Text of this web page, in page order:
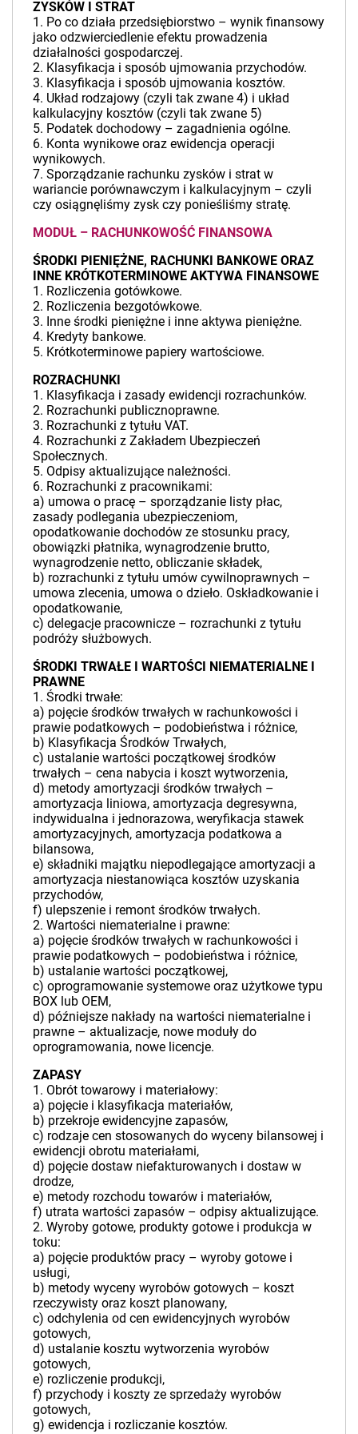
ZYSKÓW I STRAT
1. Po co działa przedsiębiorstwo – wynik finansowy
jako odzwierciedlenie efektu prowadzenia
działalności gospodarczej.
2. Klasyfikacja i sposób ujmowania przychodów.
3. Klasyfikacja i sposób ujmowania kosztów.
4. Układ rodzajowy (czyli tak zwane 4) i układ
kalkulacyjny kosztów (czyli tak zwane 5)
5. Podatek dochodowy – zagadnienia ogólne.
6. Konta wynikowe oraz ewidencja operacji
wynikowych.
7. Sporządzanie rachunku zysków i strat w
wariancie porównawczym i kalkulacyjnym – czyli
czy osiągnęliśmy zysk czy ponieśliśmy stratę.
MODUŁ – RACHUNKOWOŚĆ FINANSOWA
ŚRODKI PIENIĘŻNE, RACHUNKI BANKOWE ORAZ
INNE KRÓTKOTERMINOWE AKTYWA FINANSOWE
1. Rozliczenia gotówkowe.
2. Rozliczenia bezgotówkowe.
3. Inne środki pieniężne i inne aktywa pieniężne.
4. Kredyty bankowe.
5. Krótkoterminowe papiery wartościowe.
ROZRACHUNKI
1. Klasyfikacja i zasady ewidencji rozrachunków.
2. Rozrachunki publicznoprawne.
3. Rozrachunki z tytułu VAT.
4. Rozrachunki z Zakładem Ubezpieczeń
Społecznych.
5. Odpisy aktualizujące należności.
6. Rozrachunki z pracownikami:
a) umowa o pracę – sporządzanie listy płac,
zasady podlegania ubezpieczeniom,
opodatkowanie dochodów ze stosunku pracy,
obowiązki płatnika, wynagrodzenie brutto,
wynagrodzenie netto, obliczanie składek,
b) rozrachunki z tytułu umów cywilnoprawnych –
umowa zlecenia, umowa o dzieło. Oskładkowanie i
opodatkowanie,
c) delegacje pracownicze – rozrachunki z tytułu
podróży służbowych.
ŚRODKI TRWAŁE I WARTOŚCI NIEMATERIALNE I
PRAWNE
1. Środki trwałe:
a) pojęcie środków trwałych w rachunkowości i
prawie podatkowych – podobieństwa i różnice,
b) Klasyfikacja Środków Trwałych,
c) ustalanie wartości początkowej środków
trwałych – cena nabycia i koszt wytworzenia,
d) metody amortyzacji środków trwałych –
amortyzacja liniowa, amortyzacja degresywna,
indywidualna i jednorazowa, weryfikacja stawek
amortyzacyjnych, amortyzacja podatkowa a
bilansowa,
e) składniki majątku niepodlegające amortyzacji a
amortyzacja niestanowiąca kosztów uzyskania
przychodów,
f) ulepszenie i remont środków trwałych.
2. Wartości niematerialne i prawne:
a) pojęcie środków trwałych w rachunkowości i
prawie podatkowych – podobieństwa i różnice,
b) ustalanie wartości początkowej,
c) oprogramowanie systemowe oraz użytkowe typu
BOX lub OEM,
d) późniejsze nakłady na wartości niematerialne i
prawne – aktualizacje, nowe moduły do
oprogramowania, nowe licencje.
ZAPASY
1. Obrót towarowy i materiałowy:
a) pojęcie i klasyfikacja materiałów,
b) przekroje ewidencyjne zapasów,
c) rodzaje cen stosowanych do wyceny bilansowej i
ewidencji obrotu materiałami,
d) pojęcie dostaw niefakturowanych i dostaw w
drodze,
e) metody rozchodu towarów i materiałów,
f) utrata wartości zapasów – odpisy aktualizujące.
2. Wyroby gotowe, produkty gotowe i produkcja w
toku:
a) pojęcie produktów pracy – wyroby gotowe i
usługi,
b) metody wyceny wyrobów gotowych – koszt
rzeczywisty oraz koszt planowany,
c) odchylenia od cen ewidencyjnych wyrobów
gotowych,
d) ustalanie kosztu wytworzenia wyrobów
gotowych,
e) rozliczenie produkcji,
f) przychody i koszty ze sprzedaży wyrobów
gotowych,
g) ewidencja i rozliczanie kosztów.